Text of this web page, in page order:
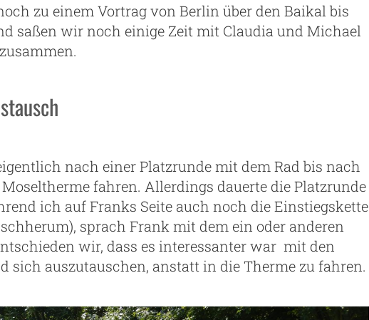
zu einem Vortrag von Berlin über den Baikal bis
saßen wir noch einige Zeit mit Claudia und Michael
nach einer Platzrunde mit dem Rad bis nach
fahren. Allerdings dauerte die Platzrunde
ich auf Franks Seite auch noch die Einstiegskette
sprach Frank mit dem ein oder anderen
wir, dass es interessanter war mit den
sich auszutauschen, anstatt in die Therme zu fahren.